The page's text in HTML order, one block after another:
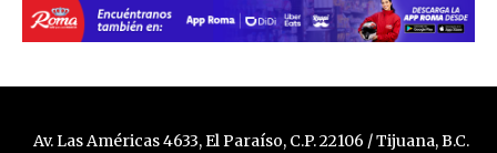
Av. Las Américas 4633, El Paraíso, C.P. 22106 / Tijuana, B.C.